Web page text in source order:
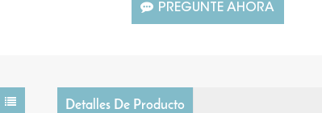
PREGUNTE AHORA
Detalles De Producto